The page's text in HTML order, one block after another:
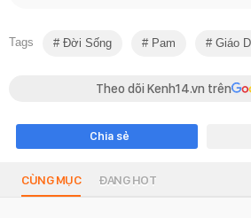
Tags Đời Sống Pam Giáo
Theo dõi Kenh14.vn trên
Chia sẻ
CÙNG MỤC ĐANG HOT